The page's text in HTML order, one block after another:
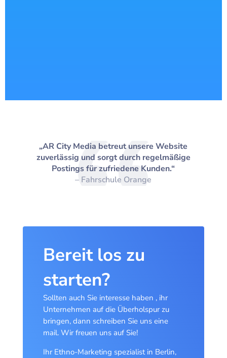
„AR City Media betreut unsere Website
zuverlässig und sorgt durch regelmäßige
Postings für zufriedene Kunden.“
– Fahrschule Orange
Bereit los zu
starten?
Sollten auch Sie interesse haben , ihr
Unternehmen auf die Überholspur zu
bringen, dann schreiben Sie uns eine
mail. Wir freuen uns auf Sie!
Ihr Ethno-Marketing spezialist in Berlin,